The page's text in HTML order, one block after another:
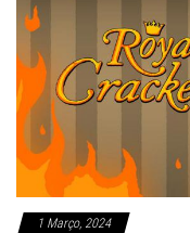
1 Março, 2024